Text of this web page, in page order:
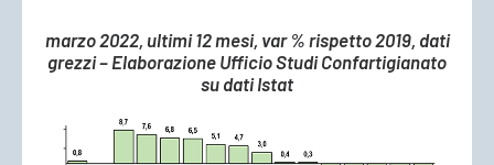
marzo 2022, ultimi 12 mesi, var % rispetto 2019, dati
grezzi – Elaborazione Ufficio Studi Confartigianato
su dati Istat